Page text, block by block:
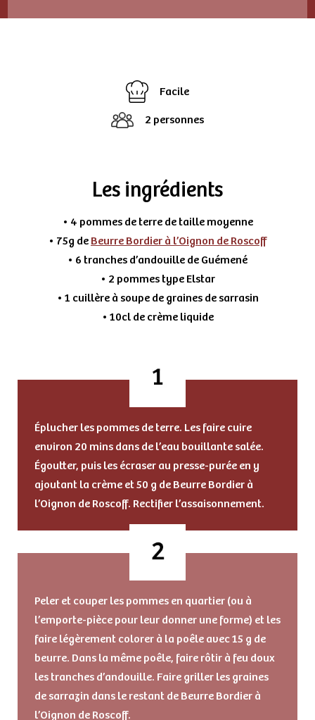
Facile
2 personnes
Les ingrédients
• 4 pommes de terre de taille moyenne
• 75g de Beurre Bordier à l’Oignon de Roscoff
• 6 tranches d’andouille de Guémené
• 2 pommes type Elstar
• 1 cuillère à soupe de graines de sarrasin
• 10cl de crème liquide
Éplucher les pommes de terre. Les faire cuire
environ 20 mins dans de l’eau bouillante salée.
Égoutter, puis les écraser au presse-purée en y
ajoutant la crème et 50 g de Beurre Bordier à
l’Oignon de Roscoff. Rectifier l’assaisonnement.
Peler et couper les pommes en quartier (ou à
l’emporte-pièce pour leur donner une forme) et les
faire légèrement colorer à la poêle avec 15 g de
beurre. Dans la même poêle, faire rôtir à feu doux
les tranches d’andouille. Faire griller les graines
de sarrazin dans le restant de Beurre Bordier à
l’Oignon de Roscoff.